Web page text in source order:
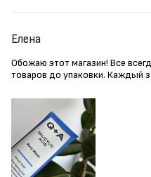
Елена
Обожаю этот магазин! Все
товаров до упаковки. Каждый